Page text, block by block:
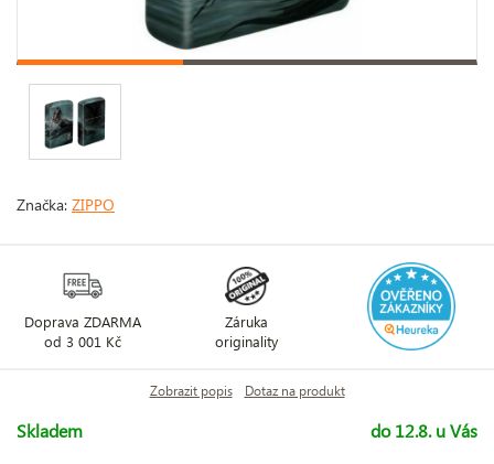
Značka: ZIPPO
Doprava ZDARMA
od 3 001 Kč
Záruka
originality
Zobrazit popis Dotaz na produkt
Skladem do 12.8. u Vás